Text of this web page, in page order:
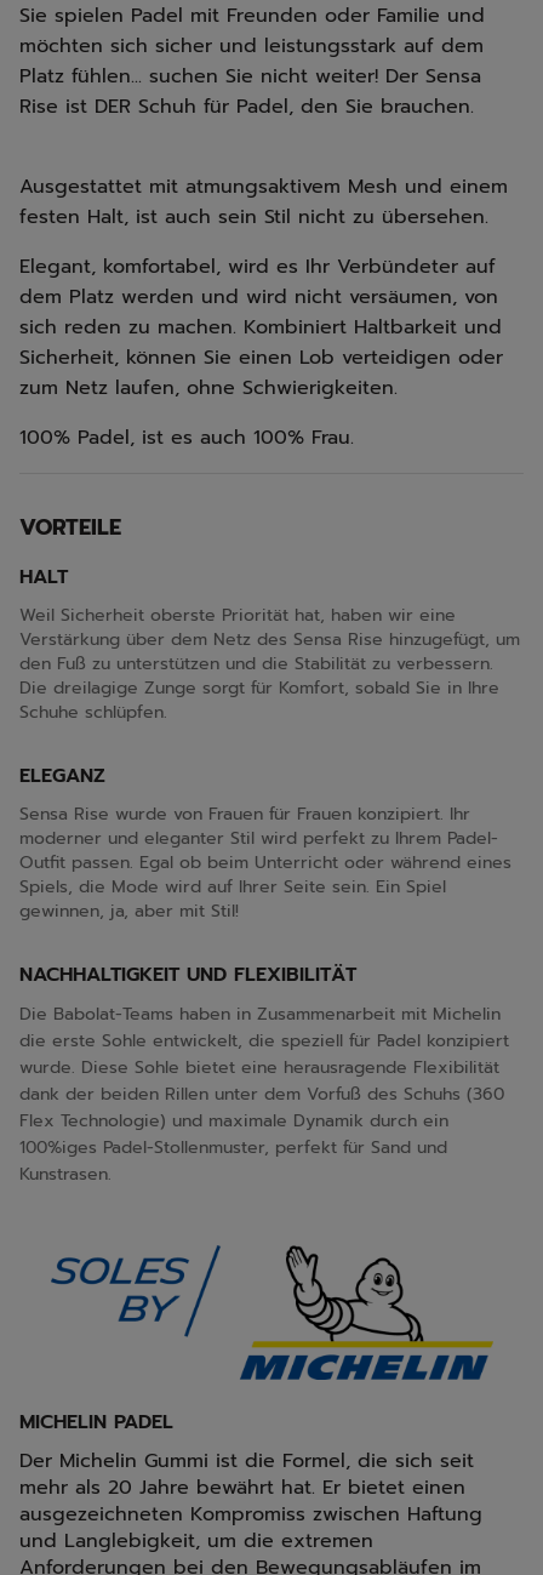
Sie spielen Padel mit Freunden oder Familie und
möchten sich sicher und leistungsstark auf dem
Platz fühlen... suchen Sie nicht weiter! Der Sensa
Rise ist DER Schuh für Padel, den Sie brauchen.
Ausgestattet mit atmungsaktivem Mesh und einem
festen Halt, ist auch sein Stil nicht zu übersehen.
Elegant, komfortabel, wird es Ihr Verbündeter auf
dem Platz werden und wird nicht versäumen, von
sich reden zu machen. Kombiniert Haltbarkeit und
Sicherheit, können Sie einen Lob verteidigen oder
zum Netz laufen, ohne Schwierigkeiten.
100% Padel, ist es auch 100% Frau.
VORTEILE
HALT
Weil Sicherheit oberste Priorität hat, haben wir eine
Verstärkung über dem Netz des Sensa Rise hinzugefügt, um
den Fuß zu unterstützen und die Stabilität zu verbessern.
Die dreilagige Zunge sorgt für Komfort, sobald Sie in Ihre
Schuhe schlüpfen.
ELEGANZ
Sensa Rise wurde von Frauen für Frauen konzipiert. Ihr
moderner und eleganter Stil wird perfekt zu Ihrem Padel-
Outfit passen. Egal ob beim Unterricht oder während eines
Spiels, die Mode wird auf Ihrer Seite sein. Ein Spiel
gewinnen, ja, aber mit Stil!
NACHHALTIGKEIT UND FLEXIBILITÄT
Die Babolat-Teams haben in Zusammenarbeit mit Michelin
die erste Sohle entwickelt, die speziell für Padel konzipiert
wurde. Diese Sohle bietet eine herausragende Flexibilität
dank der beiden Rillen unter dem Vorfuß des Schuhs (360
Flex Technologie) und maximale Dynamik durch ein
100%iges Padel-Stollenmuster, perfekt für Sand und
Kunstrasen.
MICHELIN PADEL
Der Michelin Gummi ist die Formel, die sich seit
mehr als 20 Jahre bewährt hat. Er bietet einen
ausgezeichneten Kompromiss zwischen Haftung
und Langlebigkeit, um die extremen
Anforderungen bei den Bewegungsabläufen im